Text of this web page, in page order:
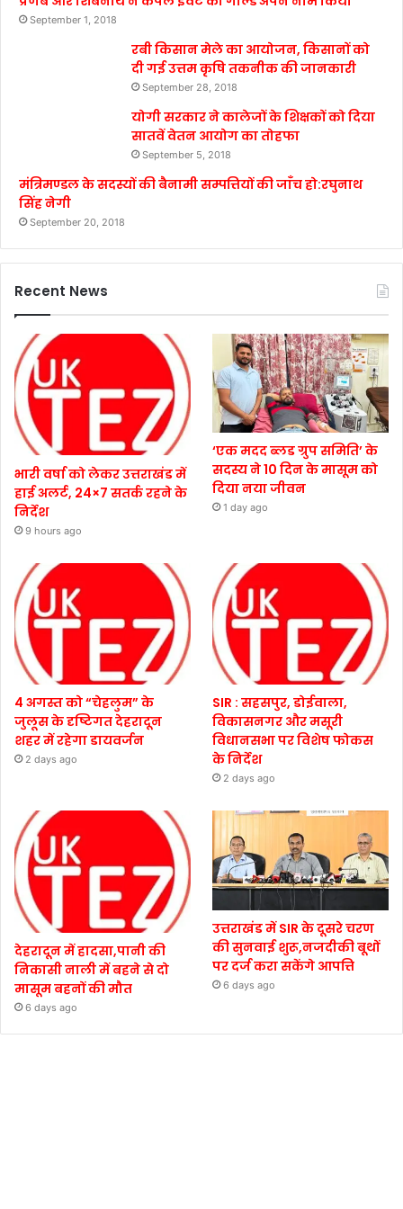
September 1, 2018
रबी किसान मेले का आयोजन, किसानों को
दी गई उत्तम कृषि तकनीक की जानकारी
September 28, 2018
योगी सरकार ने कालेजों के शिक्षकों को दिया
सातवें वेतन आयोग का तोहफा
September 5, 2018
मंत्रिमण्डल के सदस्यों की बैनामी सम्पत्तियों की जाँच हो:रघुनाथ
सिंह नेगी
September 20, 2018
Recent News
भारी वर्षा को लेकर उत्तराखंड में
हाई अलर्ट, 24×7 सतर्क रहने के
निर्देश
9 hours ago
‘एक मदद ब्लड ग्रुप समिति’ के
सदस्य ने 10 दिन के मासूम को
दिया नया जीवन
1 day ago
4 अगस्त को “चेहलुम” के
जुलूस के दृष्टिगत देहरादून
शहर में रहेगा डायवर्जन
2 days ago
SIR : सहसपुर, डोईवाला,
विकासनगर और मसूरी
विधानसभा पर विशेष फोकस
के निर्देश
2 days ago
देहरादून में हादसा,पानी की
निकासी नाली में बहने से दो
मासूम बहनों की मौत
6 days ago
उत्तराखंड में SIR के दूसरे चरण
की सुनवाई शुरू,नजदीकी बूथों
पर दर्ज करा सकेंगे आपत्ति
6 days ago